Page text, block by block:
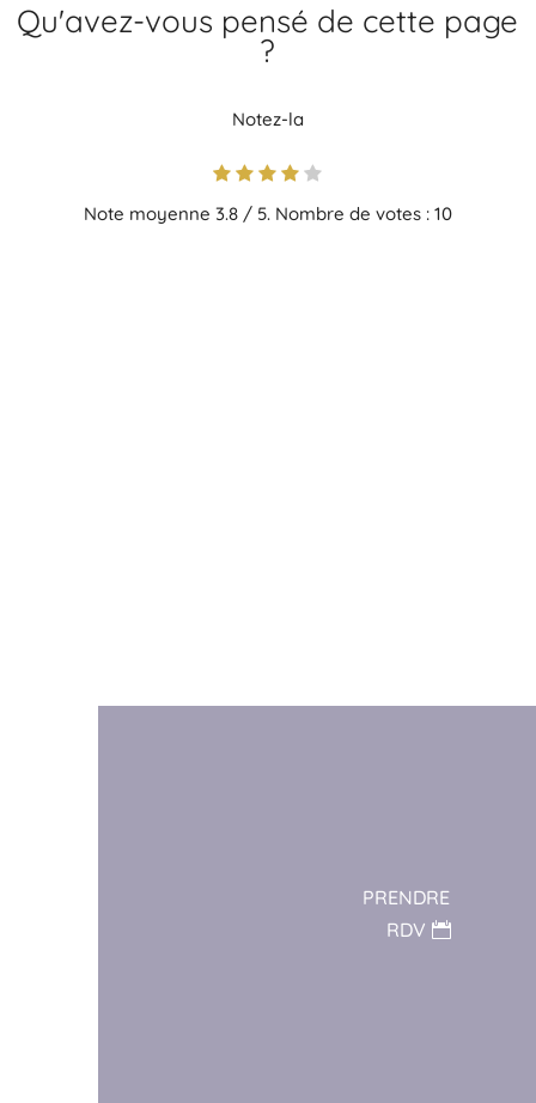
Qu'avez-vous pensé de cette page
?
Notez-la
Note moyenne 3.8/ 5. Nombre de votes : 10
PRENDRE
RDV